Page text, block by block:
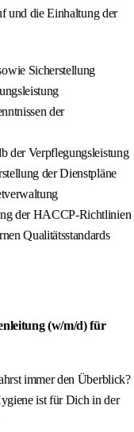
und die Einhaltung der
Sicherstellung
der
der Verpflegungsleistung
der Dienstpläne
der HACCP-Richtlinien
Qualitätsstandards
(w/m/d) für
immer den Überblick?
ist für Dich in der